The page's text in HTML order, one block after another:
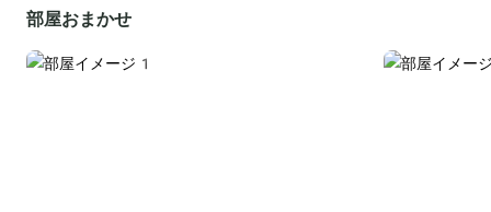
部屋おまかせ